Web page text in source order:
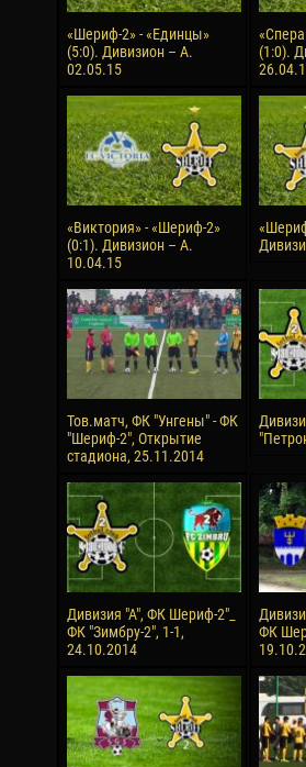
«Шериф-2» - «Единцы»
(5:0). Дивизион – А.
02.05.15
(1:0).
«Виктория» - «Шериф-2»
(0:1). Дивизион – А.
10.04.15
Тов.матч, ФК "Унгены" - ФК
"Шериф-2", Открытие
стадиона, 25.11.2014
Дивизия "А", ФК Шериф-2"_
ФК "Зимбру-2", 1-1,
24.10.2014
ФК